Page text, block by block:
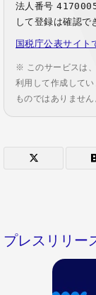
法人番号
して登録は確認で
国税庁公表サイ
※ このサービスは
利用して作成して
ものではありませ
プレスリリー